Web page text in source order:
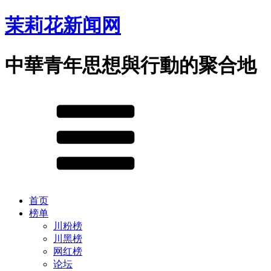
茉莉花新闻网
中華青年思想與行動的聚合地
首页
榜单
川粉榜
川黑榜
网红榜
论坛